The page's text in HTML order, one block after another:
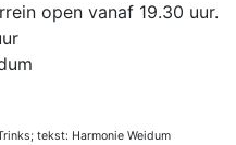
open vanaf 19.30 uur.
tekst: Harmonie Weidum